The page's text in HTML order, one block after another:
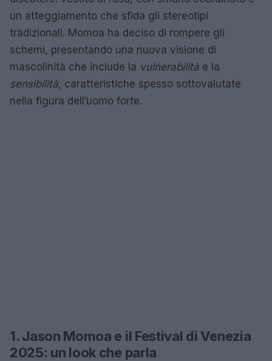
un atteggiamento che sfida gli stereotipi
tradizionali. Momoa ha deciso di rompere gli
schemi, presentando una nuova visione di
mascolinità che include la vulnerabilità e la
sensibilità, caratteristiche spesso sottovalutate
nella figura dell’uomo forte.
1. Jason Momoa e il Festival di Venezia
2025: un look che parla